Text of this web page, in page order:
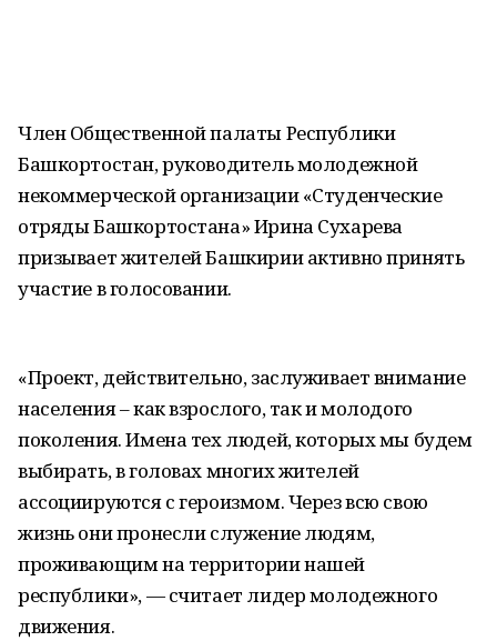
Член Общественной палаты Республики
Башкортостан, руководитель молодежной
некоммерческой организации «Студенческие
отряды Башкортостана» Ирина Сухарева
призывает жителей Башкирии активно принять
участие в голосовании.
«Проект, действительно, заслуживает внимание
населения – как взрослого, так и молодого
поколения. Имена тех людей, которых мы будем
выбирать, в головах многих жителей
ассоциируются с героизмом. Через всю свою
жизнь они пронесли служение людям,
проживающим на территории нашей
республики», — считает лидер молодежного
движения.